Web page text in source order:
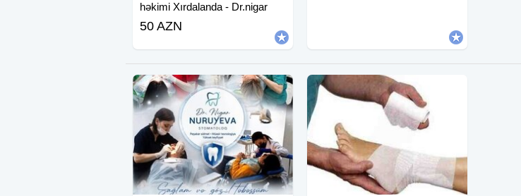
həkimi Xırdalanda - Dr.nigar
50 AZN